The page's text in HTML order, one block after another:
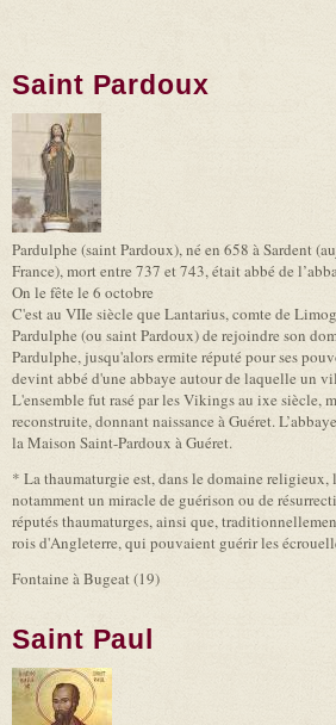
Saint Pardoux
Pardulphe (saint Pardoux), né en 658 à Sardent
France), mort entre 737 et 743, était abbé de
On le fête le 6 octobre
C'est au VIIe siècle que Lantarius, comte de
Pardulphe (ou saint Pardoux) de rejoindre son
Pardulphe, jusqu'alors ermite réputé pour ses
devint abbé d'une abbaye autour de laquelle un
L'ensemble fut rasé par les Vikings au ixe siècle,
reconstruite, donnant naissance à Guéret.
la Maison Saint-Pardoux à Guéret.
* La thaumaturgie est, dans le domaine
notamment un miracle de guérison ou de
réputés thaumaturges, ainsi que,
rois d'Angleterre, qui pouvaient guérir les
Fontaine à Bugeat (19)
Saint Paul